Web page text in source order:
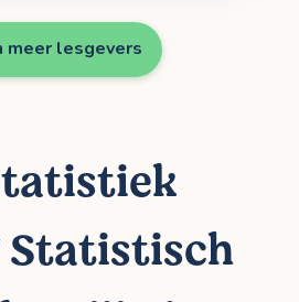
meer lesgevers
Statistisch